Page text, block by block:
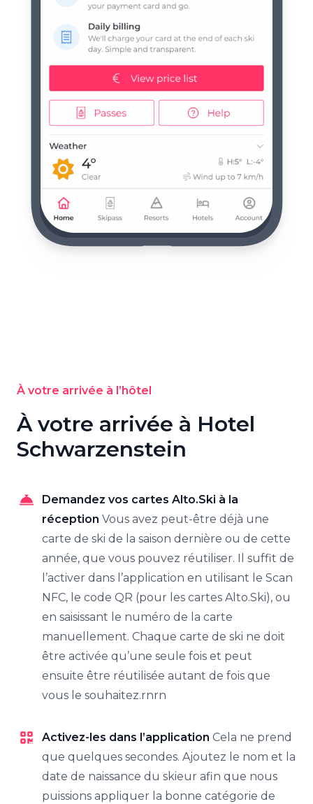
À votre arrivée à l’hôtel
À votre arrivée à Hotel
Schwarzenstein
Demandez vos cartes Alto.Ski à la
réception Vous avez peut-être déjà une
carte de ski de la saison dernière ou de cette
année, que vous pouvez réutiliser. Il suffit de
l’activer dans l’application en utilisant le Scan
NFC, le code QR (pour les cartes Alto.Ski), ou
en saisissant le numéro de la carte
manuellement. Chaque carte de ski ne doit
être activée qu’une seule fois et peut
ensuite être réutilisée autant de fois que
vous le souhaitez.rnrn
Activez-les dans l’application Cela ne prend
que quelques secondes. Ajoutez le nom et la
date de naissance du skieur afin que nous
puissions appliquer la bonne catégorie de